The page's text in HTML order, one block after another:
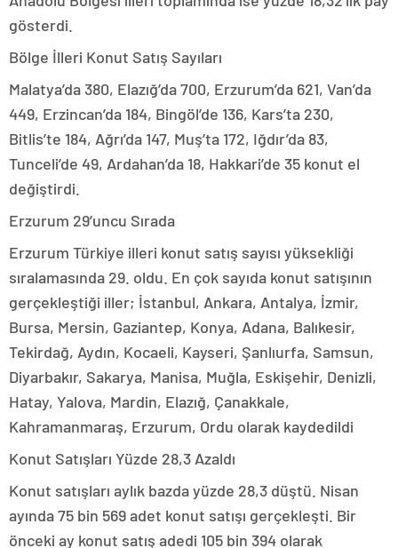
gösterdi.
Bölge İlleri Konut Satış Sayıları
Malatya’da 380, Elazığ’da 700, Erzurum’da 621, Van’da
449, Erzincan’da 184, Bingöl’de 136, Kars’ta 230,
Bitlis’te 184, Ağrı’da 147, Muş’ta 172, Iğdır’da 83,
Tunceli’de 49, Ardahan’da 18, Hakkari’de 35 konut el
değiştirdi.
Erzurum 29’uncu Sırada
Erzurum Türkiye illeri konut satış sayısı yüksekliği
sıralamasında 29. oldu. En çok sayıda konut satışının
gerçekleştiği iller; İstanbul, Ankara, Antalya, İzmir,
Bursa, Mersin, Gaziantep, Konya, Adana, Balıkesir,
Tekirdağ, Aydın, Kocaeli, Kayseri, Şanlıurfa, Samsun,
Diyarbakır, Sakarya, Manisa, Muğla, Eskişehir, Denizli,
Hatay, Yalova, Mardin, Elazığ, Çanakkale,
Kahramanmaraş, Erzurum, Ordu olarak kaydedildi
Konut Satışları Yüzde 28,3 Azaldı
Konut satışları aylık bazda yüzde 28,3 düştü. Nisan
ayında 75 bin 569 adet konut satışı gerçekleşti. Bir
önceki ay konut satış adedi 105 bin 394 olarak